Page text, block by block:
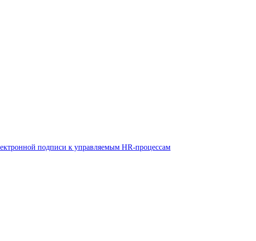
подписи к управляемым HR-процессам